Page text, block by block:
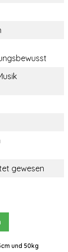
gewesen
und 50kg